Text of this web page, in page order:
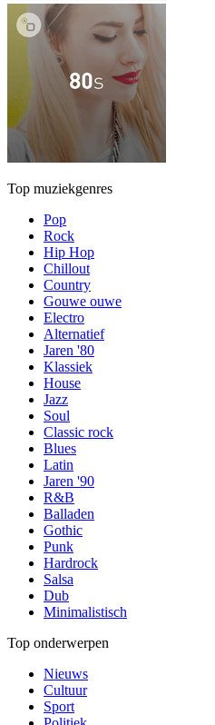
Top muziekgenres
Pop
Rock
Hip Hop
Chillout
Country
Gouwe ouwe
Electro
Alternatief
Jaren '80
Klassiek
House
Jazz
Soul
Classic rock
Blues
Latin
Jaren '90
R&B
Balladen
Gothic
Punk
Hardrock
Salsa
Dub
Minimalistisch
Top onderwerpen
Nieuws
Cultuur
Sport